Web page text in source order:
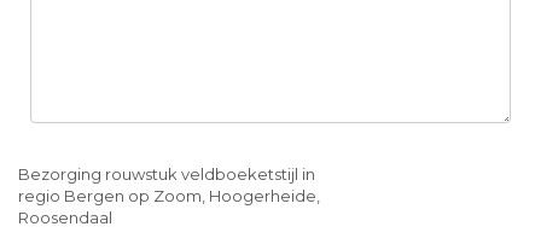
Bezorging rouwstuk veldboeketstijl in
regio Bergen op Zoom, Hoogerheide,
Roosendaal